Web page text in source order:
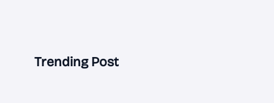
Trending Post